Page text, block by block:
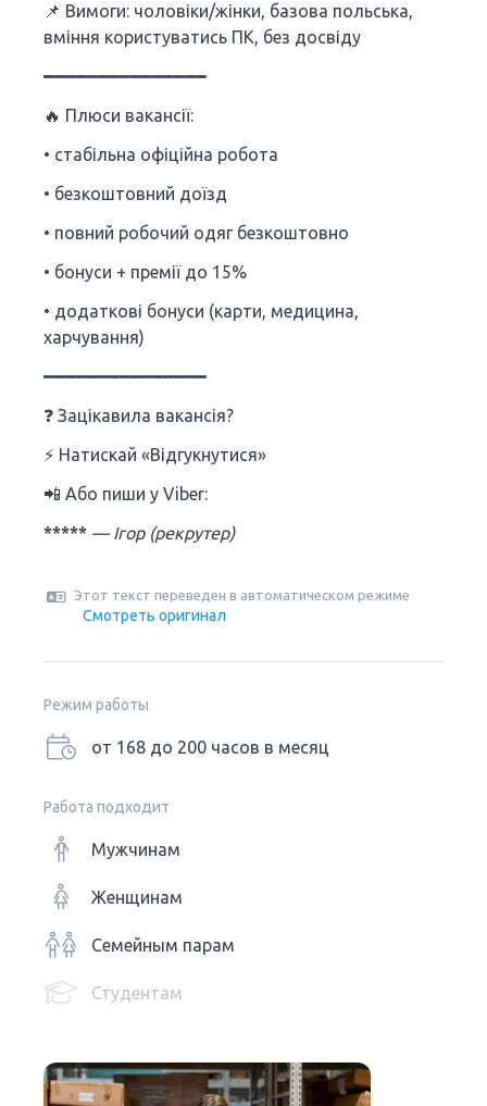
📌 Вимоги: чоловіки/жінки, базова польська,
вміння користуватись ПК, без досвіду
━━━━━━━━━━━━━━━
🔥 Плюси вакансії:
• стабільна офіційна робота
• безкоштовний доїзд
• повний робочий одяг безкоштовно
• бонуси + премії до 15%
• додаткові бонуси (карти, медицина,
харчування)
━━━━━━━━━━━━━━━
❓ Зацікавила вакансія?
⚡ Натискай «Відгукнутися»
📲 Або пиши у Viber:
***** — Ігор (рекрутер)
Этот текст переведен в автоматическом режиме
Смотреть оригинал
Режим работы
от 168 до 200 часов в месяц
Работа подходит
Мужчинам
Женщинам
Семейным парам
Студентам